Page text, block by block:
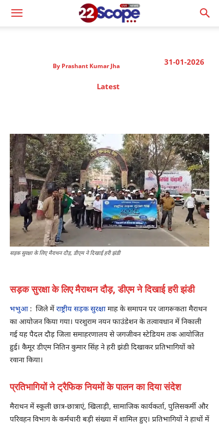
31-01-2026
By Prashant Kumar Jha
Latest
सड़क सुरक्षा के लिए मैराथन दौड़, डीएम ने दिखाई हरी झंडी
सड़क सुरक्षा के लिए मैराथन दौड़, डीएम ने दिखाई हरी झंडी
भभुआ: जिले मेंराष्ट्रीय सड़क सुरक्षामाह के समापन पर जागरूकता मैराथन
का आयोजन किया गया। परशुराम नयन फाउंडेशन के तत्वावधान में निकाली
गई यह पैदल दौड़ जिला समाहरणालय से जगजीवन स्टेडियम तक आयोजित
हुई। कैमूर डीएम नितिन कुमार सिंह ने हरी झंडी दिखाकर प्रतिभागियों को
रवाना किया।
प्रतिभागियों ने ट्रैफिक नियमों के पालन का दिया संदेश
मैराथन में स्कूली छात्र-छात्राएं, खिलाड़ी, सामाजिक कार्यकर्ता, पुलिसकर्मी और
परिवहन विभाग के कर्मचारी बड़ी संख्या में शामिल हुए। प्रतिभागियों ने हाथों में